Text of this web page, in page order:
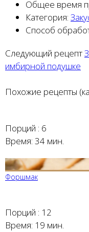
Общее время
Категория:
Способ
Следующий рецепт
имбирной подушке
Похожие рецепты
Порций : 6
Время: 34 мин.
Форшмак
Порций : 12
Время: 19 мин.